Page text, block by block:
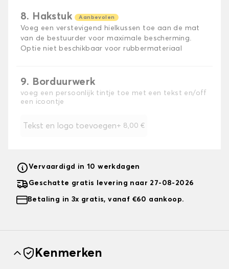
8. Hakstuk Aanbevolen
Voeg een verstevigend hielkussen toe aan de mat
van de bestuurder voor maximale bescherming.
Optie niet beschikbaar voor rubbermateriaal
9. Borduurwerk
voeg een persoonlijk tintje toe met een tekst en/off
een icoontje
Tekst en logo toevoegen+ 8,00 €
Vervaardigd in 10 werkdagen
Geschatte gratis levering naar 27-08-2026
Betaling in 3x gratis, vanaf €60 aankoop.
Kenmerken